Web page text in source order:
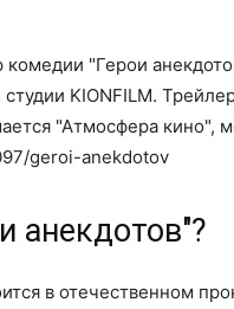
"Герои
KIONFILM.
"Атмосфера кино",
geroi-anekdotov
анекдотов"?
в отечественном